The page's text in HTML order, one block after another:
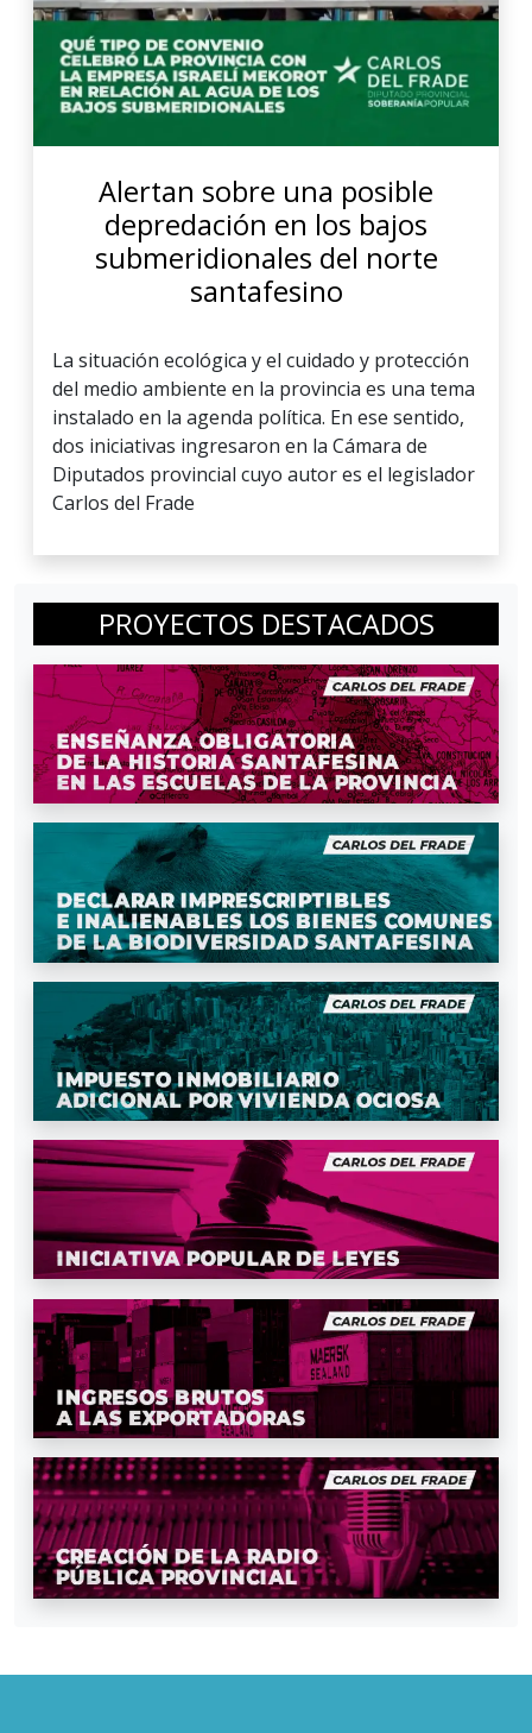
Alertan sobre una posible
depredación en los bajos
submeridionales del norte
santafesino
La situación ecológica y el cuidado y protección
del medio ambiente en la provincia es una tema
instalado en la agenda política. En ese sentido,
dos iniciativas ingresaron en la Cámara de
Diputados provincial cuyo autor es el legislador
Carlos del Frade
PROYECTOS DESTACADOS